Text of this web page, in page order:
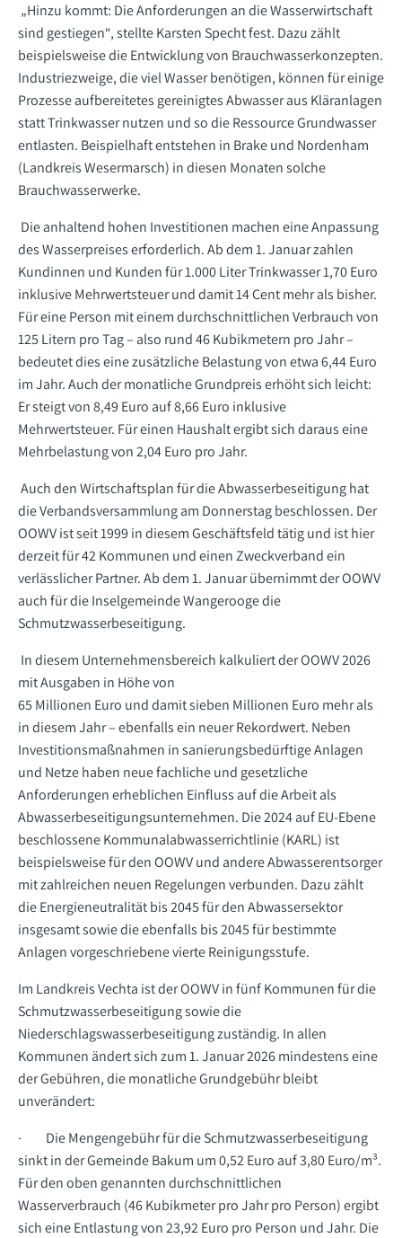
„Hinzu kommt: Die Anforderungen an die Wasserwirtschaft
sind gestiegen“, stellte Karsten Specht fest. Dazu zählt
beispielsweise die Entwicklung von Brauchwasserkonzepten.
Industriezweige, die viel Wasser benötigen, können für einige
Prozesse aufbereitetes gereinigtes Abwasser aus Kläranlagen
statt Trinkwasser nutzen und so die Ressource Grundwasser
entlasten. Beispielhaft entstehen in Brake und Nordenham
(Landkreis Wesermarsch) in diesen Monaten solche
Brauchwasserwerke.
Die anhaltend hohen Investitionen machen eine Anpassung
des Wasserpreises erforderlich. Ab dem 1. Januar zahlen
Kundinnen und Kunden für 1.000 Liter Trinkwasser 1,70 Euro
inklusive Mehrwertsteuer und damit 14 Cent mehr als bisher.
Für eine Person mit einem durchschnittlichen Verbrauch von
125 Litern pro Tag – also rund 46 Kubikmetern pro Jahr –
bedeutet dies eine zusätzliche Belastung von etwa 6,44 Euro
im Jahr. Auch der monatliche Grundpreis erhöht sich leicht:
Er steigt von 8,49 Euro auf 8,66 Euro inklusive
Mehrwertsteuer. Für einen Haushalt ergibt sich daraus eine
Mehrbelastung von 2,04 Euro pro Jahr.
Auch den Wirtschaftsplan für die Abwasserbeseitigung hat
die Verbandsversammlung am Donnerstag beschlossen. Der
OOWV ist seit 1999 in diesem Geschäftsfeld tätig und ist hier
derzeit für 42 Kommunen und einen Zweckverband ein
verlässlicher Partner. Ab dem 1. Januar übernimmt der OOWV
auch für die Inselgemeinde Wangerooge die
Schmutzwasserbeseitigung.
In diesem Unternehmensbereich kalkuliert der OOWV 2026
mit Ausgaben in Höhe von
65 Millionen Euro und damit sieben Millionen Euro mehr als
in diesem Jahr – ebenfalls ein neuer Rekordwert. Neben
Investitionsmaßnahmen in sanierungsbedürftige Anlagen
und Netze haben neue fachliche und gesetzliche
Anforderungen erheblichen Einfluss auf die Arbeit als
Abwasserbeseitigungsunternehmen. Die 2024 auf EU-Ebene
beschlossene Kommunalabwasserrichtlinie (KARL) ist
beispielsweise für den OOWV und andere Abwasserentsorger
mit zahlreichen neuen Regelungen verbunden. Dazu zählt
die Energieneutralität bis 2045 für den Abwassersektor
insgesamt sowie die ebenfalls bis 2045 für bestimmte
Anlagen vorgeschriebene vierte Reinigungsstufe.
Im Landkreis Vechta ist der OOWV in fünf Kommunen für die
Schmutzwasserbeseitigung sowie die
Niederschlagswasserbeseitigung zuständig. In allen
Kommunen ändert sich zum 1. Januar 2026 mindestens eine
der Gebühren, die monatliche Grundgebühr bleibt
unverändert:
· Die Mengengebühr für die Schmutzwasserbeseitigung
sinkt in der Gemeinde Bakum um 0,52 Euro auf 3,80 Euro/m³.
Für den oben genannten durchschnittlichen
Wasserverbrauch (46 Kubikmeter pro Jahr pro Person) ergibt
sich eine Entlastung von 23,92 Euro pro Person und Jahr. Die